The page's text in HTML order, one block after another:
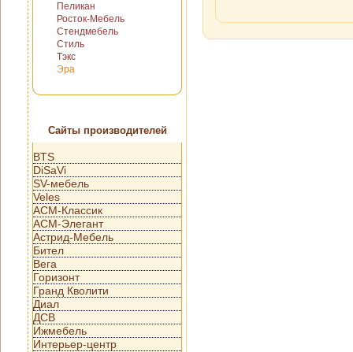
Пеликан
Росток-Мебель
Стендмебель
Стиль
Тэкс
Эра
Сайты производителей
BTS
DiSaVi
SV-мебель
Veles
АСМ-Классик
АСМ-Элегант
Астрид-Мебель
Бител
Вега
Горизонт
Гранд Кволити
Диал
ДСВ
Ижмебель
Интерьер-центр